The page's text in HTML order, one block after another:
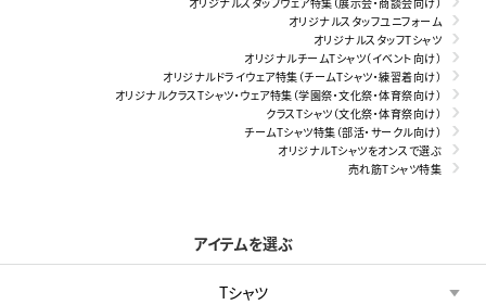
オリジナルスタッフユニフォーム
オリジナルスタッフTシャツ
オリジナルチームTシャツ（イベント向け）
オリジナルドライウェア特集（チームTシャツ・練習着向け）
オリジナルクラスTシャツ・ウェア特集（学園祭・文化祭・体育祭向け）
クラスTシャツ（文化祭・体育祭向け）
チームTシャツ特集（部活・サークル向け）
オリジナルTシャツをオンスで選ぶ
売れ筋Tシャツ特集
アイテムを選ぶ
Tシャツ